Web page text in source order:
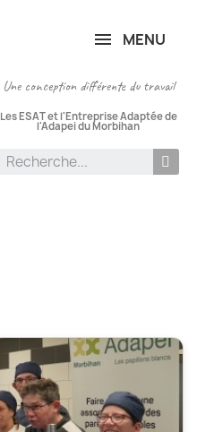
MENU
Une conception différente du travail
Les ESAT et l'Entreprise Adaptée de
l'Adapei du Morbihan